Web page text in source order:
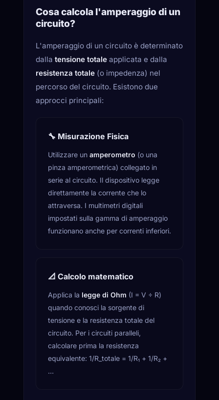
Cosa calcola l'amperaggio di un
circuito?
L'amperaggio di un circuito è determinato
dalla tensione totale applicata e dalla
resistenza totale (o impedenza) nel
percorso del circuito. Esistono due
approcci principali:
🔧 Misurazione Fisica
Utilizzare un amperometro (o una
pinza amperometrica) collegato in
serie al circuito. Il dispositivo legge
direttamente la corrente che lo
attraversa. I multimetri digitali
impostati sulla gamma di amperaggio
funzionano anche per correnti inferiori.
📐 Calcolo matematico
Applica la legge di Ohm (I = V ÷ R)
quando conosci la sorgente di
tensione e la resistenza totale del
circuito. Per i circuiti paralleli,
calcolare prima la resistenza
equivalente: 1/R_totale = 1/R₁ + 1/R₂ +
…